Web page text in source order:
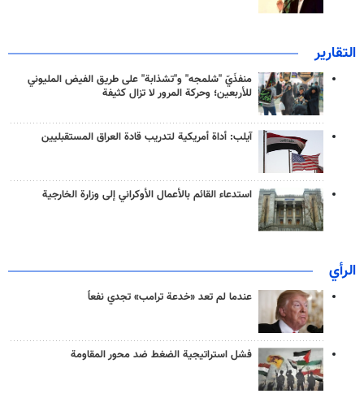
التقارير
منفذَيّ "شلمجه" و"تشذابة" على طريق الفيض المليوني
للأربعين؛ وحركة المرور لا تزال كثيفة
آيلب: أداة أمريكية لتدريب قادة العراق المستقبليين
استدعاء القائم بالأعمال الأوكراني إلى وزارة الخارجية
الرأي
عندما لم تعد «خدعة ترامب» تجدي نفعاً
فشل استراتيجية الضغط ضد محور المقاومة